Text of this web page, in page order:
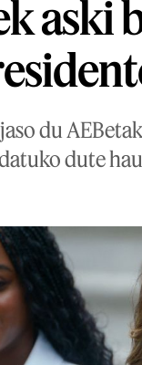
aski
du
dute